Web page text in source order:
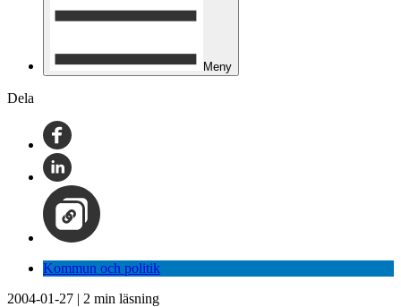
Meny
Dela
Kommun och politik
2004-01-27 | 2 min läsning